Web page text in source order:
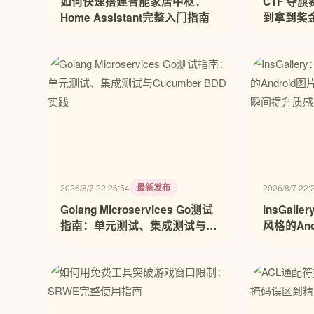
Home Assistant完整入门指南
到拿到奖
2026/8/7 22:26:54 最新发布
Golang Microservices Go测试
指南：单元测试、集成测试与
2026/8/7
风格的